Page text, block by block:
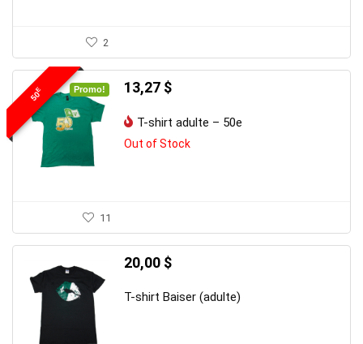
2
50E Promo!
Le
prix
initial
était :
20,00 $.
13,27 $Le
actuel
est :
13,27 $.
T-shirt adulte – 50e
Out of Stock
11
20,00 $
T-shirt Baiser (adulte)